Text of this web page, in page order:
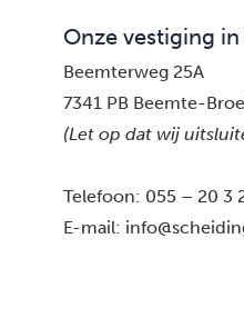
Onze vestiging
Beemterweg 25A
7341 PB Beemte-
(Let op dat wij
Telefoon: 055 – 20 3
E-mail: